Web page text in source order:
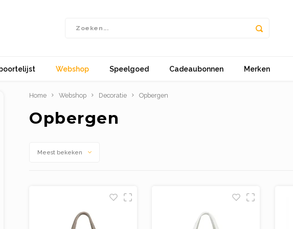
Webshop Speelgoed Cadeaubonnen Merken
Home Webshop Decoratie Opbergen
Opbergen
Meest bekeken